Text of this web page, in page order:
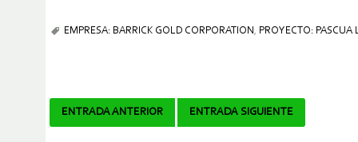
EMPRESA: BARRICK GOLD CORPORATION , PROYECTO: PASCUA
Navegador
ENTRADA ANTERIOR ENTRADA SIGUIENTE